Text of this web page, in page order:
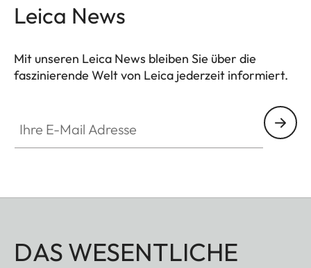
Leica News
Mit unseren Leica News bleiben Sie über die
faszinierende Welt von Leica jederzeit informiert.
DAS WESENTLICHE